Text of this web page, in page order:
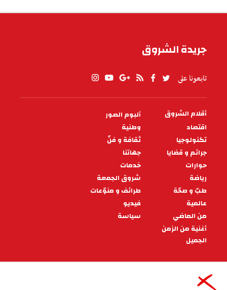
جريدة الشروق
تابعونا على
PIED
DE
PAGE
أقلام الشروق
ألبوم الصور
اقتصاد
وطنية
تكنولوجيا
ثقافة و فنّ
جرائم و قضايا
جهاتنا
حوارات
خدمات
رياضة
شروق الجمعة
طبّ و صحّة
طرائف و منوّعات
عالمية
فيديو
من الماضي
سياسة
أغنية من الزمن
الجميل